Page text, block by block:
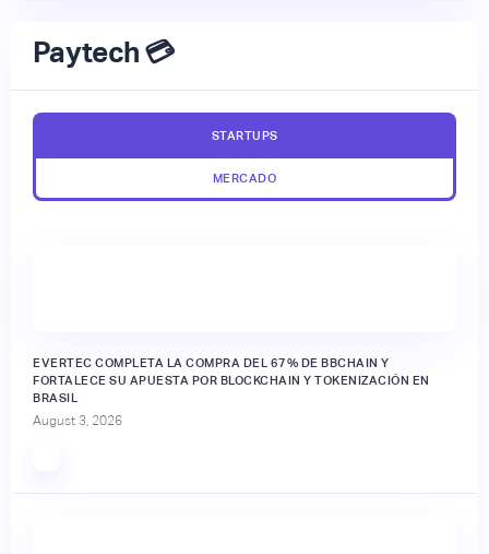
Paytech 💳
STARTUPS
MERCADO
EVERTEC COMPLETA LA COMPRA DEL 67% DE BBCHAIN Y
FORTALECE SU APUESTA POR BLOCKCHAIN Y TOKENIZACIÓN EN
BRASIL
August 3, 2026